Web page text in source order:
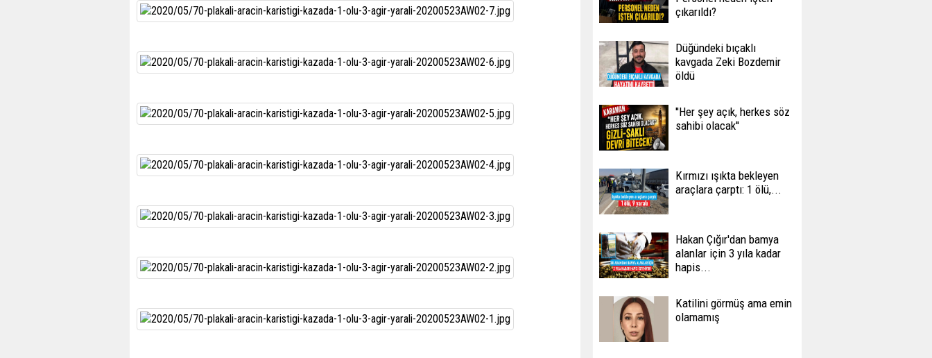
çıkarıldı?
Düğündeki bıçaklı
kavgada Zeki Bozdemir
öldü
''Her şey açık, herkes söz
sahibi olacak''
Kırmızı ışıkta bekleyen
araçlara çarptı: 1 ölü,...
Hakan Çığır'dan bamya
alanlar için 3 yıla kadar
hapis...
Katilini görmüş ama emin
olamamış